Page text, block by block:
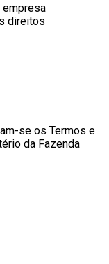
empresa
direitos
se os Termos e
da Fazenda